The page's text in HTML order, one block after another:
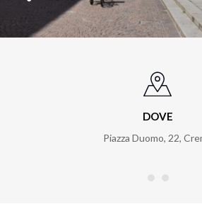
DOVE
Piazza Duomo, 22,